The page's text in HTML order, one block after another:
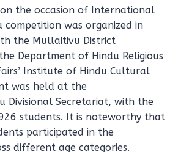
the occasion of International
competition was organized in
the Mullaitivu District
Department of Hindu Religious
Institute of Hindu Cultural
was held at the
Divisional Secretariat, with the
students. It is noteworthy that
participated in the
different age categories.